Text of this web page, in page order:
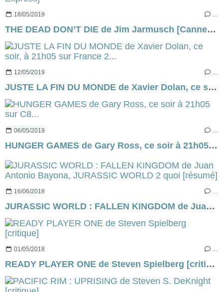
18/05/2019 …
THE DEAD DON’T DIE de Jim Jarmusch [Cannes Express]
12/05/2019 …
JUSTE LA FIN DU MONDE de Xavier Dolan, ce soir, à 21h05 sur France 2...
06/05/2019
HUNGER GAMES de Gary Ross, ce soir à 21h05 sur C8...
16/06/2018 …
JURASSIC WORLD : FALLEN KINGDOM de Juan Antonio Bayona, JURASSIC WORLD 2 quoi [résumé]
01/05/2018 …
READY PLAYER ONE de Steven Spielberg [critique]